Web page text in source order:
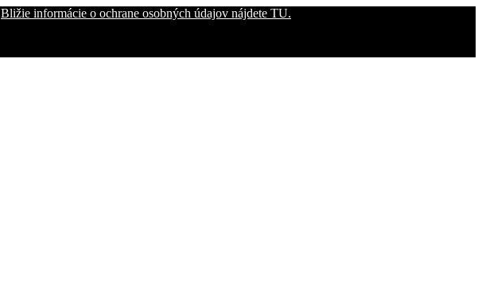
Bližie informácie o ochrane osobných údajov nájdete TU.